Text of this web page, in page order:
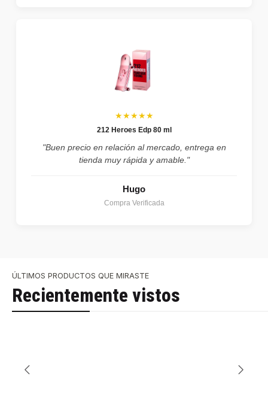
★★★★★
212 Heroes Edp 80 ml
"Buen precio en relación al mercado, entrega en
tienda muy rápida y amable."
Hugo
Compra Verificada
ÚLTIMOS PRODUCTOS QUE MIRASTE
Recientemente vistos